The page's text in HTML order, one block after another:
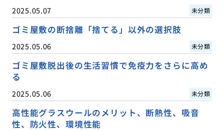
2025.05.07 未分類
ゴミ屋敷の断捨離「捨てる」以外の選択肢
2025.05.06 未分類
ゴミ屋敷脱出後の生活習慣で免疫力をさらに高め
る
2025.05.06 未分類
高性能グラスウールのメリット、断熱性、吸音
性、防火性、環境性能